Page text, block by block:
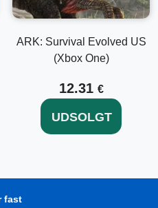
ARK: Survival Evolved US
(Xbox One)
12.31 €
UDSOLGT
fast